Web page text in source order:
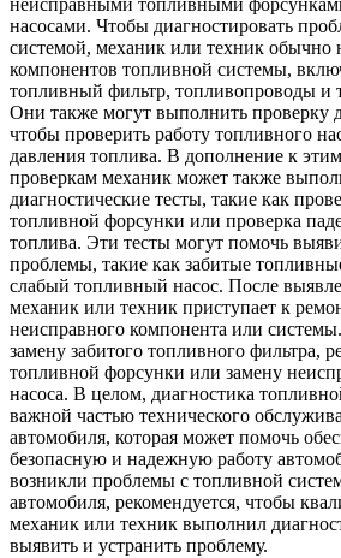
неисправными топливными
насосами. Чтобы диагностировать
системой, механик или техник обычно
компонентов топливной системы,
топливный фильтр, топливопроводы и
Они также могут выполнить проверку
чтобы проверить работу топливного
давления топлива. В дополнение к
проверкам механик может также
диагностические тесты, такие как
топливной форсунки или проверка
топлива. Эти тесты могут помочь
проблемы, такие как забитые
слабый топливный насос. После
механик или техник приступает к
неисправного компонента или
замену забитого топливного фильтра,
топливной форсунки или замену
насоса. В целом, диагностика
важной частью технического
автомобиля, которая может помочь
безопасную и надежную работу
возникли проблемы с топливной
автомобиля, рекомендуется, чтобы
механик или техник выполнил
выявить и устранить проблему.